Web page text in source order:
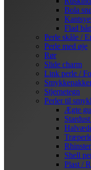
Bola
Flad
Perle skåle /
Perle med øje
Rør
Slide charm
Link perle /
Stjernetegn
Perler til
Ægte
Shell
Plast /